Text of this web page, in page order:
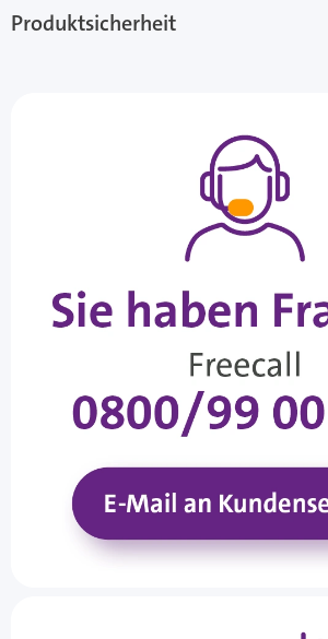
Produktsicherheit